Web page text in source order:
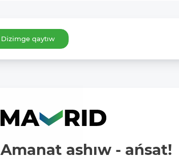
Dizimge qaytıw
Amanat ashıw - ańsat!